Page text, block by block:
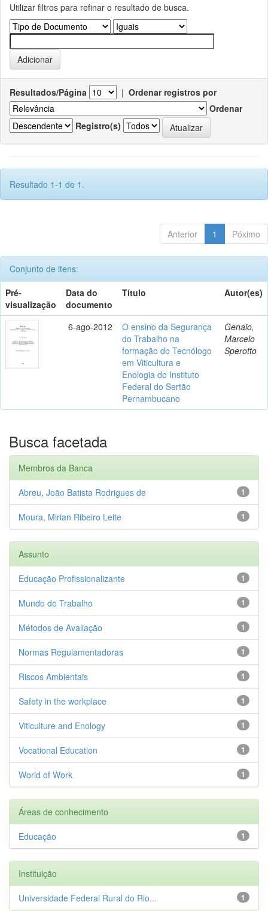
Utilizar filtros para refinar o resultado de busca.
Resultados/Página | Ordenar registros por
Ordenar
Registro(s)
Resultado 1-1 de 1.
Anterior 1 Póximo
Conjunto de itens:
Pré-
visualização
Data do
documento
Título Autor(es)
6-ago-2012
O ensino da Segurança
do Trabalho na
formação do Tecnólogo
em Viticultura e
Enologia do Instituto
Federal do Sertão
Pernambucano
Genaio,
Marcelo
Sperotto
Busca facetada
Membros da Banca
1
Abreu, João Batista Rodrigues de
1
Moura, Mirian Ribeiro Leite
Assunto
1
Educação Profissionalizante
1
Mundo do Trabalho
1
Métodos de Avaliação
1
Normas Regulamentadoras
1
Riscos Ambientais
1
Safety in the workplace
1
Viticulture and Enology
1
Vocational Education
1
World of Work
Áreas de conhecimento
1
Educação
Instituição
1
Universidade Federal Rural do Rio...